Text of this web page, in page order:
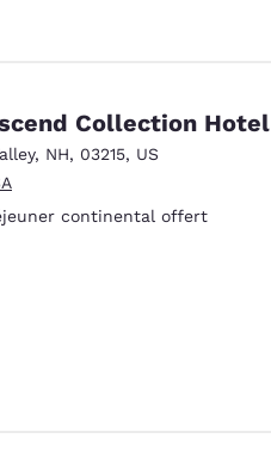
Collection Hotel
, NH, 03215, US
continental offert
348 avaliações